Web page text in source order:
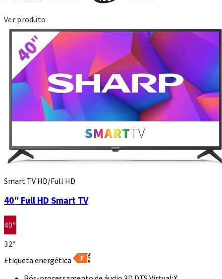
Ver produto
Smart TV HD/Full HD
40″ Full HD Smart TV
40″
32″
Etiqueta energética